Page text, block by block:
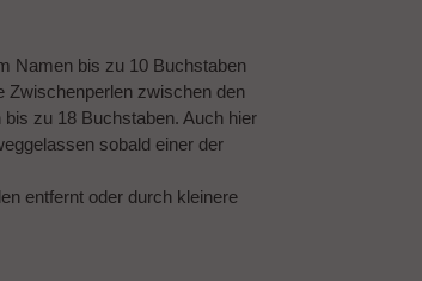
Namen bis zu 10 Buchstaben
Zwischenperlen zwischen den
zu 18 Buchstaben. Auch hier
sobald einer der
entfernt oder durch kleinere